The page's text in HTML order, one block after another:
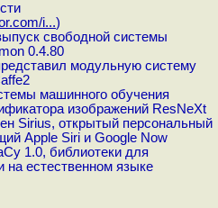
i...)
свободной системы
0.4.80
модульную систему
машинного обучения
изображений ResNeXt
Sirius, открытый персональный
Apple Siri и Google Now
1.0, библиотеки для
естественном языке